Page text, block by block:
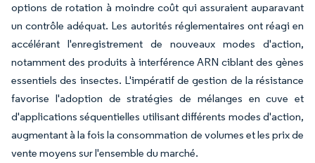
options de rotation à moindre coût qui assuraient auparavant
un contrôle adéquat. Les autorités réglementaires ont réagi en
accélérant l'enregistrement de nouveaux modes d'action,
notamment des produits à interférence ARN ciblant des gènes
essentiels des insectes. L'impératif de gestion de la résistance
favorise l'adoption de stratégies de mélanges en cuve et
d'applications séquentielles utilisant différents modes d'action,
augmentant à la fois la consommation de volumes et les prix de
vente moyens sur l'ensemble du marché.